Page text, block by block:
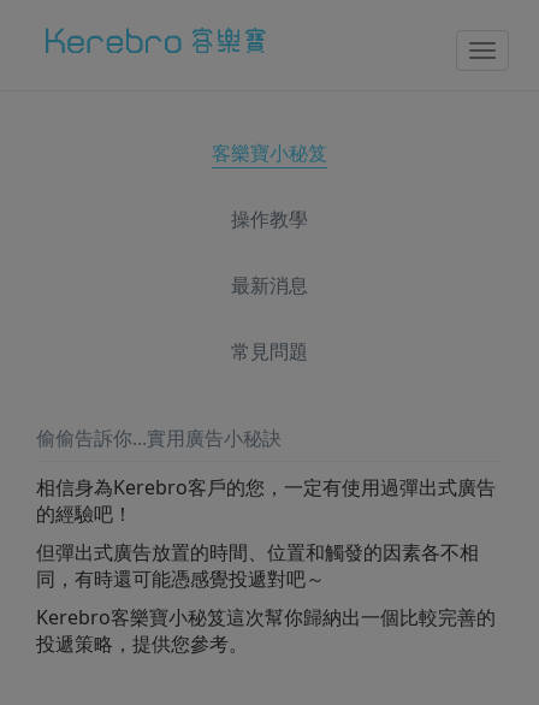
客樂寶小秘笈
操作教學
最新消息
常見問題
偷偷告訴你...實用廣告小秘訣
相信身為Kerebro客戶的您，一定有使用過彈出式廣告
的經驗吧！
但彈出式廣告放置的時間、位置和觸發的因素各不相
同，有時還可能憑感覺投遞對吧～
Kerebro客樂寶小秘笈這次幫你歸納出一個比較完善的
投遞策略，提供您參考。